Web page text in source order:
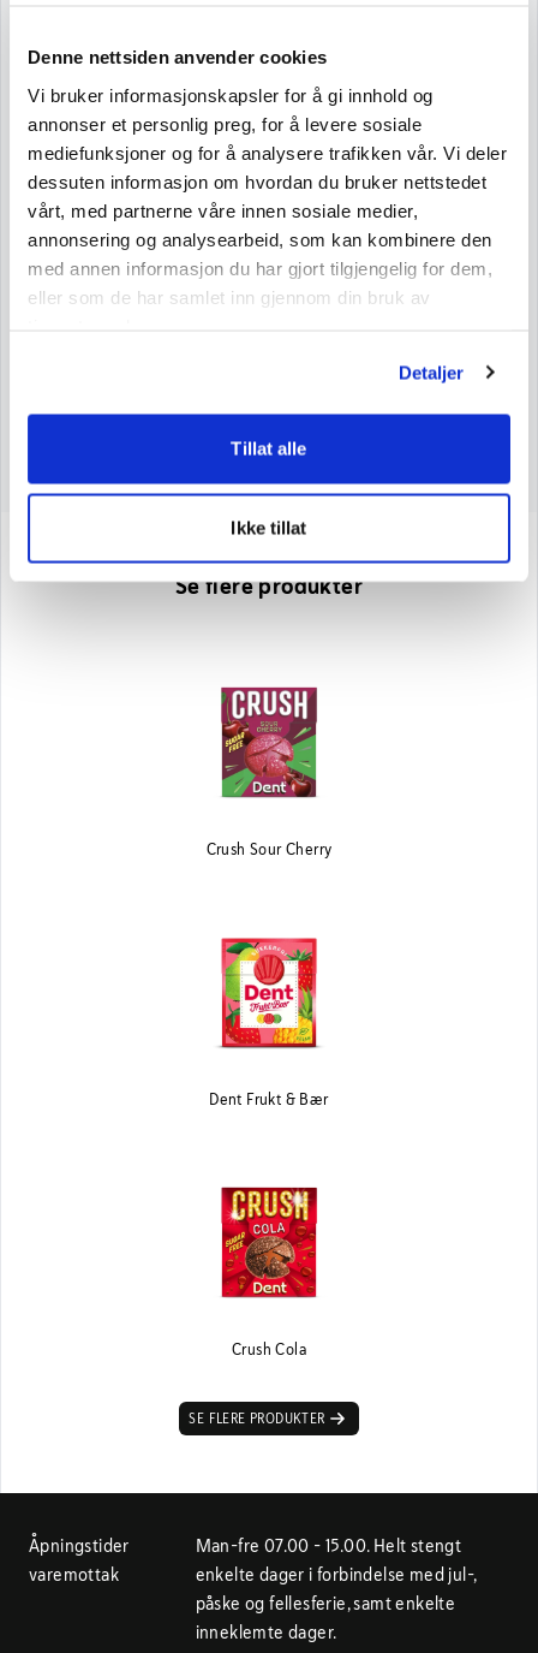
Denne nettsiden anvender cookies
Vi bruker informasjonskapsler for å gi innhold og
annonser et personlig preg, for å levere sosiale
mediefunksjoner og for å analysere trafikken vår. Vi deler
dessuten informasjon om hvordan du bruker nettstedet
vårt, med partnerne våre innen sosiale medier,
annonsering og analysearbeid, som kan kombinere den
med annen informasjon du har gjort tilgjengelig for dem,
eller som de har samlet inn gjennom din bruk av
Detaljer
Tillat alle
Ikke tillat
Energi
541 kJ/132 kcal
Fett
0,1 g
mettede fettsyrer
0,1 g
Karbohydrater
62 g
sukkerarter
0 g
Se flere produkter
Crush Sour Cherry
Dent Frukt & Bær
Crush Cola
SE FLERE PRODUKTER
Åpningstider
varemottak
Man-fre 07.00 - 15.00. Helt stengt
enkelte dager i forbindelse med jul-,
påske og fellesferie, samt enkelte
inneklemte dager.